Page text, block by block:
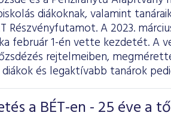
diákoknak, valamint
Részvényfutamot. A 2023.
február 1-én vette kezdetét. A
rejtelmeiben,
és legaktívabb tanárok
a BÉT-en - 25 éve a